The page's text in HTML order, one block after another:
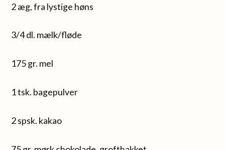
2 æg, fra lystige høns
3/4 dl. mælk/fløde
175 gr. mel
1 tsk. bagepulver
2 spsk. kakao